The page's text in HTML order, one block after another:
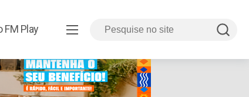
FM Play